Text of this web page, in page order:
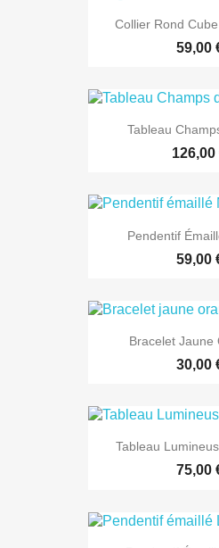
Collier Rond Cube
59,00
Tableau
126,00
Pendentif
59,00
Bracelet Jaune
30,00
Tableau
75,00